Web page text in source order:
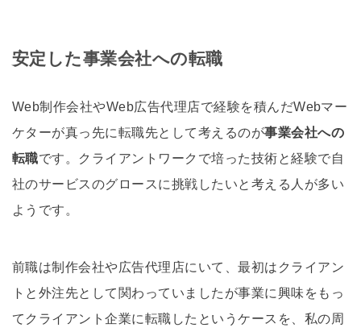
安定した事業会社への転職
Web制作会社やWeb広告代理店で経験を積んだWebマー
ケターが真っ先に転職先として考えるのが事業会社への
転職です。クライアントワークで培った技術と経験で自
社のサービスのグロースに挑戦したいと考える人が多い
ようです。
前職は制作会社や広告代理店にいて、最初はクライアン
トと外注先として関わっていましたが事業に興味をもっ
てクライアント企業に転職したというケースを、私の周